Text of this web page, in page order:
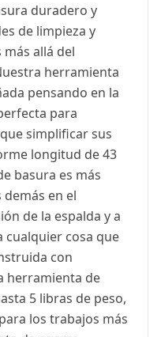
duradero y
de limpieza y
más allá del
herramienta
pensando en la
para
simplificar sus
longitud de 43
basura es más
en el
de la espalda y a
cualquier cosa que
con
herramienta de
5 libras de peso,
los trabajos más